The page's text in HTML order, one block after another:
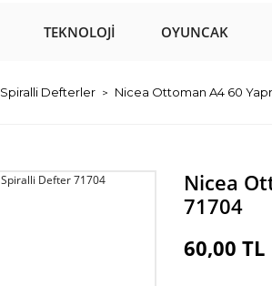
TEKNOLOJI OYUNCAK
Spiralli Defterler Nicea Ottoman A4 60
Nicea
71704
60,00 TL